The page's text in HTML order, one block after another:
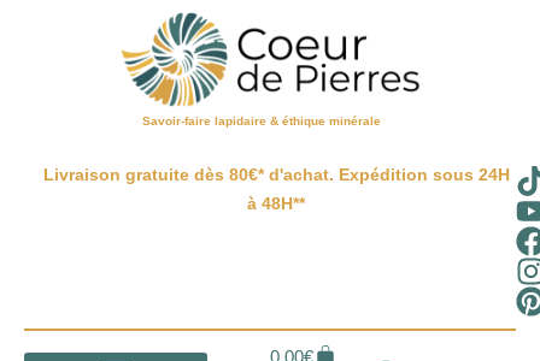
Savoir-faire lapidaire & éthique minérale
Livraison gratuite dès 80€* d'achat. Expédition sous 24H
à 48H**
0,00€